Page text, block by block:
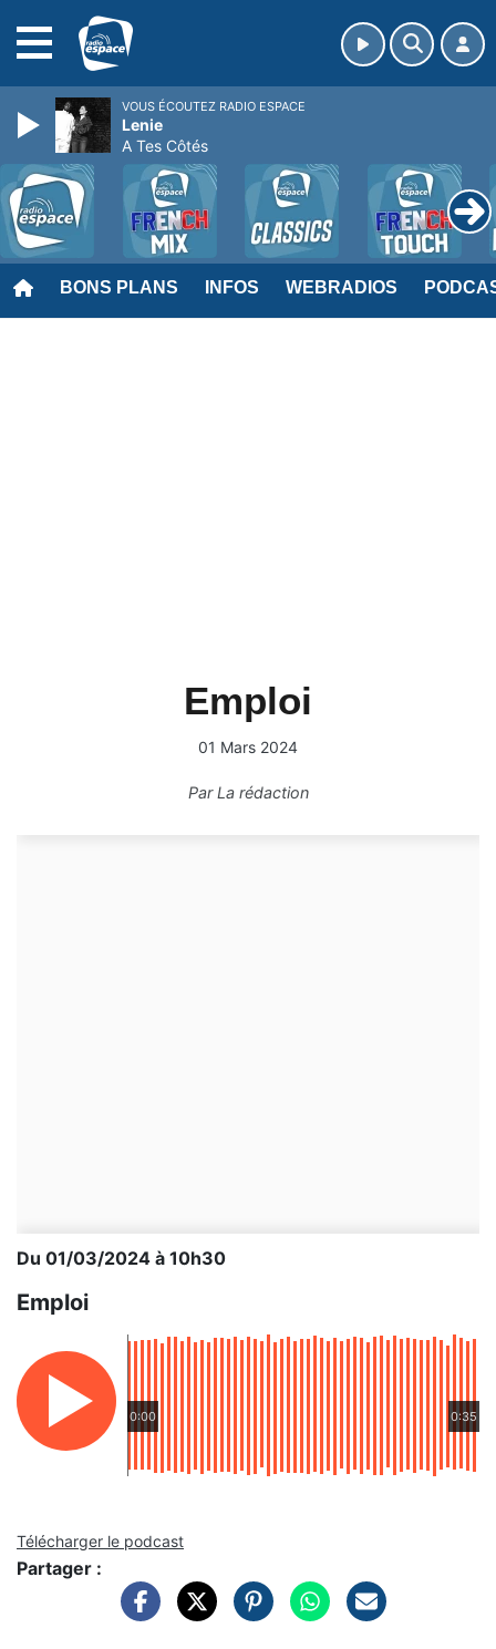
BONS PLANS INFOS WEBRADIOS
Emploi
01 Mars 2024
ParLa rédaction
Du 01/03/2024 à 10h30
Emploi
0:00 0:35
Télécharger le podcast
Partager :
VOUS ÉCOUTEZ RADIO ESPACE
Lenie
A Tes Côtés